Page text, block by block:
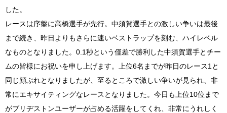
した。
レースは序盤に高橋選手が先行。中須賀選手との激しい争いは最後
まで続き、昨日よりもさらに速いベストラップを刻む、ハイレベル
なものとなりました。0.1秒という僅差で勝利した中須賀選手とチー
ムの皆様にお祝いを申し上げます。上位6名までが昨日のレース1と
同じ顔ぶれとなりましたが、至るところで激しい争いが見られ、非
常にエキサイティングなレースとなりました。今日も上位10位まで
がブリヂストンユーザーが占める活躍をしてくれ、非常にうれしく